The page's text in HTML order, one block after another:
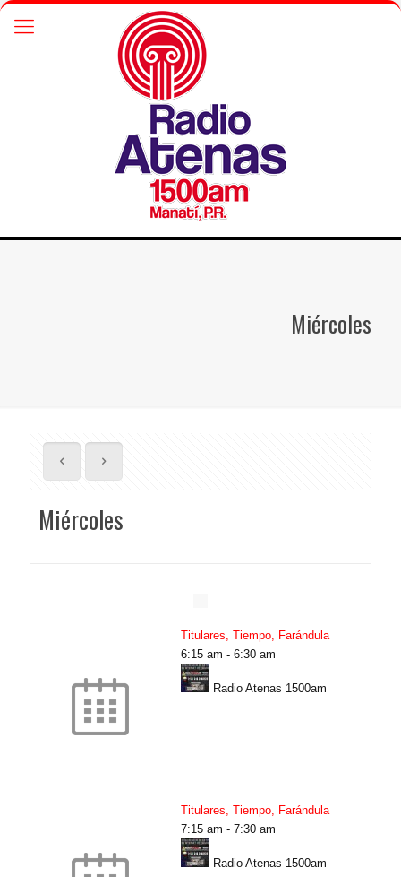
Miércoles
Miércoles
Titulares, Tiempo, Farándula
6:15 am - 6:30 am
Radio Atenas 1500am
Titulares, Tiempo, Farándula
7:15 am - 7:30 am
Radio Atenas 1500am